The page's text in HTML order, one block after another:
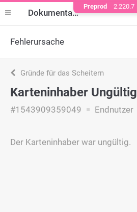
Dokumentation
Fehlerursache
Gründe für das Scheitern
Karteninhaber Ungültig
#1543909359049 Endnutzer
Der Karteninhaber war ungültig.
Preprod 2.220.7